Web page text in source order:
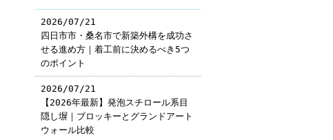
2026/07/21
四日市市・桑名市で新築外構を成功さ
せる進め方｜着工前に決めるべき5つ
のポイント
2026/07/21
【2026年最新】発泡スチロール系目
隠し塀｜ブロッキーとグランドアート
ウォール比較